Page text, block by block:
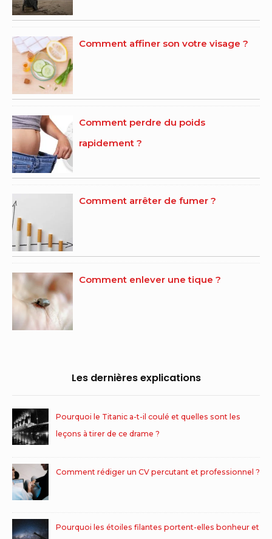
Comment affiner son votre visage ?
Comment perdre du poids
rapidement ?
Comment arrêter de fumer ?
Comment enlever une tique ?
Les dernières explications
Pourquoi le Titanic a-t-il coulé et quelles sont les
leçons à tirer de ce drame ?
Comment rédiger un CV percutant et professionnel ?
Pourquoi les étoiles filantes portent-elles bonheur et